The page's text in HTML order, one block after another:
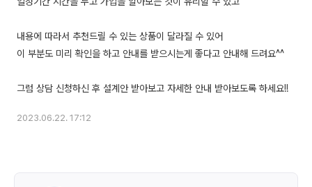
내용에 따라서 추천드릴 수 있는 상품이 달라질 수 있어
이 부분도 미리 확인을 하고 안내를 받으시는게 좋다고 안내해 드려요^^
2023.06.22. 17:12